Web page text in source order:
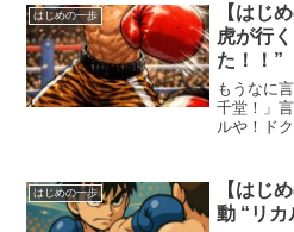
の第２R
発売中！
はじめの一歩
【はじ
虎が行
た！！”
もうなに
千堂！」
ルや！ド
歓声！「
エンジン
はじめの一歩
【はじ
動 “リカ